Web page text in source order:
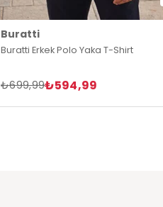
Buratti
Buratti Erkek Polo Yaka T-Shirt
₺594,99
₺699,99